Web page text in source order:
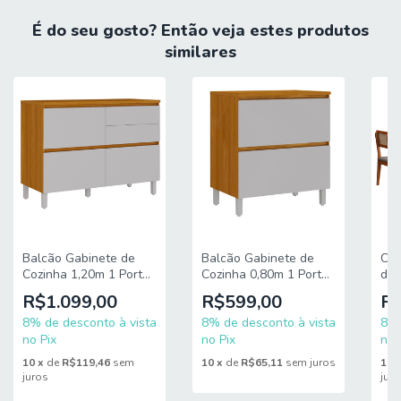
L = 180 cm
MEDIDAS DOS PÉS:
P = 2,5 cm
PRATELEIRA SUPORTA ATÉ: 10 kg
GAVETAS SUPORTAM ATÉ: 10kg
TAMPO SUPORTA ATÉ: 40 kg
Características
MODELO: Balcão Buffet 1,80m 2 Portas 2 Gavetas
É do seu gosto? Então veja estes produtos
similares
Balcão Gabinete de
Cozinha 1,20m 1 Porta
4 Gavetas Lais Itatiaia
R$1.099,00
8% de desconto à vista
no Pix
10x de R$119,46 sem
juros
Balcão Gabinete de
Cozinha 0,80m 1 Porta
Basculante 1 Gaveta
Lais Itatiaia
R$599,00
8% de desconto à vista
no Pix
10x de R$65,11 sem juros
de
no
10